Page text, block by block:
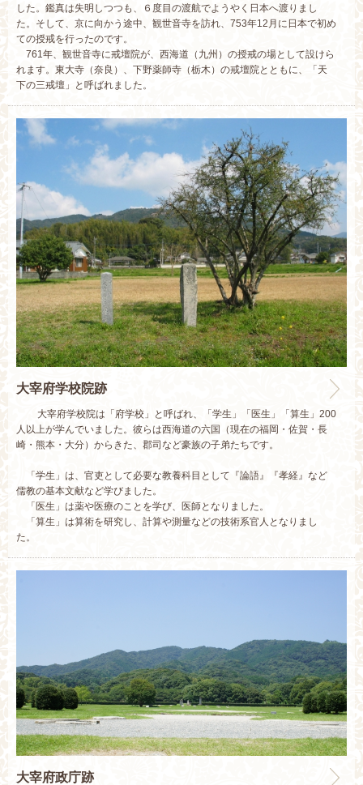
した。鑑真は失明しつつも、６度目の渡航でようやく日本へ渡りまし
た。そして、京に向かう途中、観世音寺を訪れ、753年12月に日本で初め
ての授戒を行ったのです。
761年、観世音寺に戒壇院が、西海道（九州）の授戒の場として設けら
れます。東大寺（奈良）、下野薬師寺（栃木）の戒壇院とともに、「天
下の三戒壇」と呼ばれました。
大宰府学校院跡
大宰府学校院は「府学校」と呼ばれ、「学生」「医生」「算生」200
人以上が学んでいました。彼らは西海道の六国（現在の福岡・佐賀・長
崎・熊本・大分）からきた、郡司など豪族の子弟たちです。
「学生」は、官吏として必要な教養科目として『論語』『孝経』など
儒教の基本文献など学びました。
「医生」は薬や医療のことを学び、医師となりました。
「算生」は算術を研究し、計算や測量などの技術系官人となりまし
た。
大宰府政庁跡